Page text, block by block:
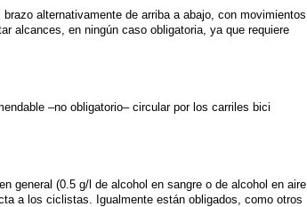
alternativamente de arriba a abajo, con movimientos
alcances, en ningún caso obligatoria, ya que requiere
–no obligatorio– circular por los carriles bici
general (0.5 g/l de alcohol en sangre o de alcohol en aire
a los ciclistas. Igualmente están obligados, como otros